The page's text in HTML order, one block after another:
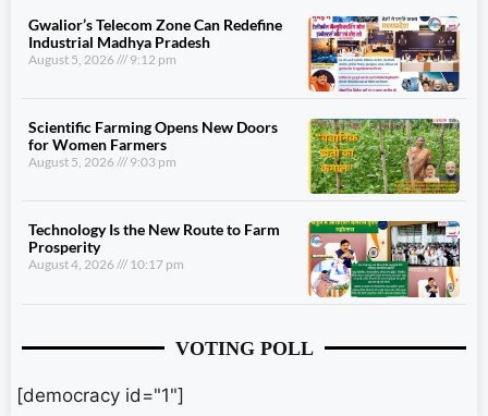
Gwalior’s Telecom Zone Can Redefine
Industrial Madhya Pradesh
August 5, 2026 9:12 pm
Scientific Farming Opens New Doors
for Women Farmers
August 5, 2026 9:03 pm
Technology Is the New Route to Farm
Prosperity
August 4, 2026 10:17 pm
VOTING POLL
[democracy id="1"]